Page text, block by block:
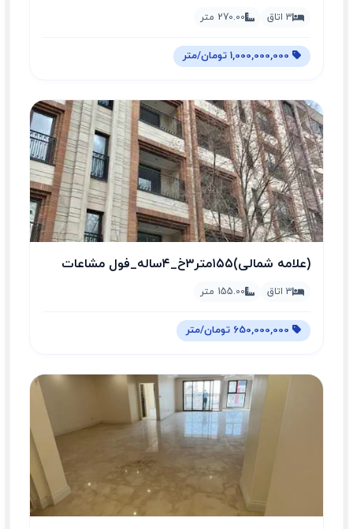
3 اتاق 270.00 متر
(علامه شمالی)۱۵۵متر۳خ_۴ساله_فول مشاعات
3 اتاق 155.00 متر